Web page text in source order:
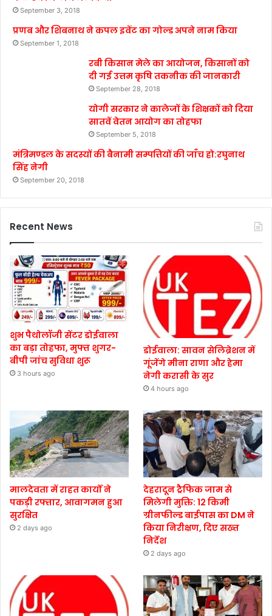
September 3, 2018
प्रणब और शिबनाथ ने कपल इवेंट का गोल्ड अपने नाम किया
September 1, 2018
रबी किसान मेले का आयोजन, किसानों को
दी गई उत्तम कृषि तकनीक की जानकारी
September 28, 2018
योगी सरकार ने कालेजों के शिक्षकों को दिया
सातवें वेतन आयोग का तोहफा
September 5, 2018
मंत्रिमण्डल के सदस्यों की बैनामी सम्पत्तियों की जाँच हो:रघुनाथ
सिंह नेगी
September 20, 2018
Recent News
शुभ पैथोलॉजी सेंटर डोईवाला
का बड़ा तोहफा, मुफ्त शुगर-
बीपी जांच सुविधा शुरू
3 hours ago
डोईवाला: सावन सेलिब्रेशन में
गूंजेंगे मीना राणा और हेमा
नेगी करासी के सुर
4 hours ago
मालदेवता में राहत कार्यों ने
पकड़ी रफ्तार, आवागमन हुआ
सुरक्षित
2 days ago
देहरादून ट्रैफिक जाम से
मिलेगी मुक्ति: 12 किमी
ग्रीनफील्ड बाईपास का DM ने
किया निरीक्षण, दिए सख्त
निर्देश
2 days ago